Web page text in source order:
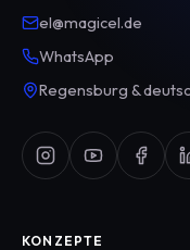
el@magicel.de
WhatsApp
Regensburg &
KONZEPTE